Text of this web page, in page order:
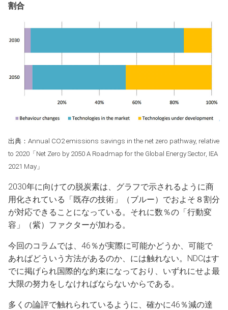
割合
出典：Annual CO2 emissions savings in the net zero pathway, relative
to 2020「Net Zero by 2050 A Roadmap for the Global Energy Sector, IEA
2021 May」
2030年に向けての脱炭素は、グラフで示されるように商
用化されている「既存の技術」（ブルー）でおよそ８割分
が対応できることになっている。それに数％の「行動変
容」（紫）ファクターが加わる。
今回のコラムでは、46％が実際に可能かどうか、可能で
あればどういう方法があるのか、には触れない。NDCはす
でに掲げられ国際的な約束になっており、いずれにせよ最
大限の努力をしなければならないからである。
多くの論評で触れられているように、確かに46％減の達